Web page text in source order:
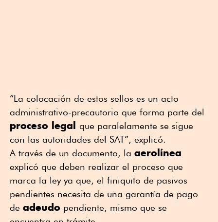
“La colocación de estos sellos es un acto
administrativo-precautorio que forma parte del
proceso legal que paralelamente se sigue
con las autoridades del SAT”, explicó.
A través de un documento, la aerolínea
explicó que deben realizar el proceso que
marca la ley ya que, el finiquito de pasivos
pendientes necesita de una garantía de pago
de adeudo pendiente, mismo que se